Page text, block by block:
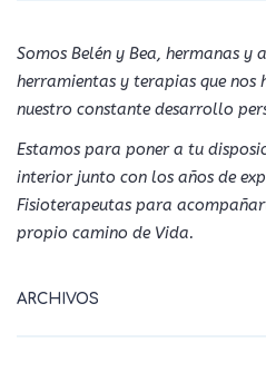
Somos Belén y Bea, hermanas y
herramientas y terapias que nos
nuestro constante desarrollo
Estamos para poner a tu
interior junto con los años de
Fisioterapeutas para
propio camino de Vida.
ARCHIVOS